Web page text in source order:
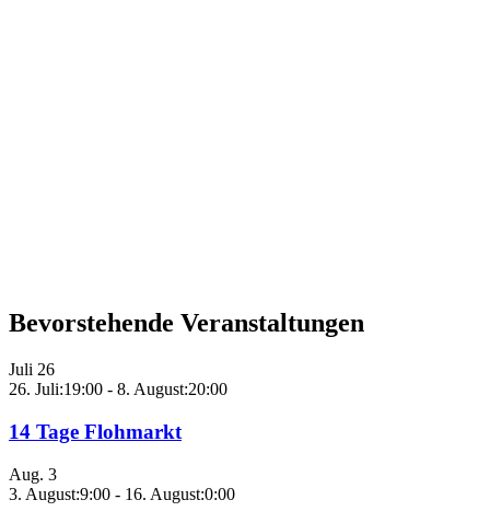
Bevorstehende Veranstaltungen
Juli 26
26. Juli:19:00 - 8. August:20:00
14 Tage Flohmarkt
Aug. 3
3. August:9:00 - 16. August:0:00